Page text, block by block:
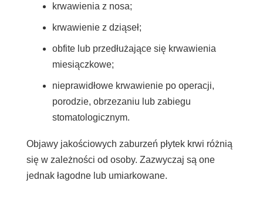
krwawienia z nosa;
krwawienie z dziąseł;
obfite lub przedłużające się krwawienia
miesiączkowe;
nieprawidłowe krwawienie po operacji,
porodzie, obrzezaniu lub zabiegu
stomatologicznym.
Objawy jakościowych zaburzeń płytek krwi różnią
się w zależności od osoby. Zazwyczaj są one
jednak łagodne lub umiarkowane.